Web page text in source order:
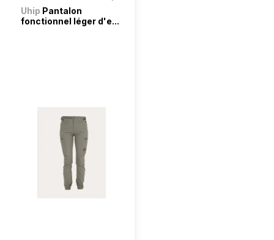
Uhip Pantalon
fonctionnel léger d'e...